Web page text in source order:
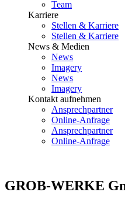
Team
Karriere
Stellen & Karriere
Stellen & Karriere
News & Medien
News
Imagery
News
Imagery
Kontakt aufnehmen
Ansprechpartner
Online-Anfrage
Ansprechpartner
Online-Anfrage
GROB-WERKE